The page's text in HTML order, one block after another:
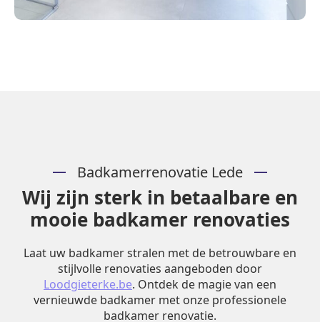
Badkamerrenovatie Lede
Wij zijn sterk in betaalbare en
mooie badkamer renovaties
Laat uw badkamer stralen met de betrouwbare en
stijlvolle renovaties aangeboden door
Loodgieterke.be. Ontdek de magie van een
vernieuwde badkamer met onze professionele
badkamer renovatie.